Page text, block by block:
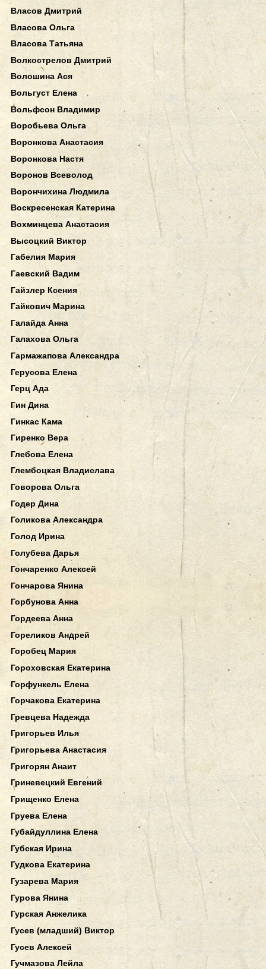
Власов Дмитрий
Власова Ольга
Власова Татьяна
Волкострелов Дмитрий
Волошина Ася
Вольгуст Елена
Вольфсон Владимир
Воробьева Ольга
Воронкова Анастасия
Воронкова Настя
Воронов Всеволод
Ворончихина Людмила
Воскресенская Катерина
Вохминцева Анастасия
Высоцкий Виктор
Габелия Мария
Гаевский Вадим
Гайзлер Ксения
Гайкович Марина
Галайда Анна
Галахова Ольга
Гармажапова Александра
Герусова Елена
Герц Ада
Гин Дина
Гинкас Кама
Гиренко Вера
Глебова Елена
Глембоцкая Владислава
Говорова Ольга
Годер Дина
Голикова Александра
Голод Ирина
Голубева Дарья
Гончаренко Алексей
Гончарова Янина
Горбунова Анна
Гордеева Анна
Гореликов Андрей
Горобец Мария
Гороховская Екатерина
Горфункель Елена
Горчакова Екатерина
Гревцева Надежда
Григорьев Илья
Григорьева Анастасия
Григорян Анаит
Гриневецкий Евгений
Грищенко Елена
Груева Елена
Губайдуллина Елена
Губская Ирина
Гудкова Екатерина
Гузарева Мария
Гурова Янина
Гурская Анжелика
Гусев (младший) Виктор
Гусев Алексей
Гучмазова Лейла